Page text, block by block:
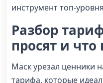
инструмент топ-
Разбор
просят и что
Маск урезал ценники
тарифа, которые